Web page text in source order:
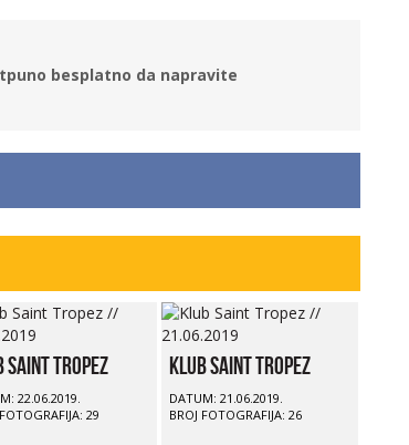
besplatno da napravite
Saint Tropez
22.06.2019.
29
Klub Saint Tropez
DATUM: 21.06.2019.
BROJ FOTOGRAFIJA: 26